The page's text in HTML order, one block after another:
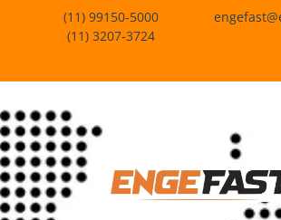
(11) 99150-5000
(11) 3207-3724